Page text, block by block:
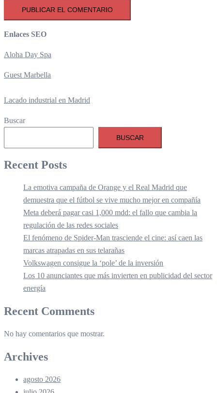
Enlaces SEO
Aloha Day Spa
Guest Marbella
Lacado industrial en Madrid
Buscar
BUSCAR
Recent Posts
La emotiva campaña de Orange y el Real Madrid que
demuestra que el fútbol se vive mucho mejor en compañía
Meta deberá pagar casi 1,000 mdd: el fallo que cambia la
regulación de las redes sociales
El fenómeno de Spider-Man trasciende el cine: así caen las
marcas atrapadas en sus telarañas
Volkswagen consigue la ‘pole’ de la inversión
Los 10 anunciantes que más invierten en publicidad del sector
energía
Recent Comments
No hay comentarios que mostrar.
Archives
agosto 2026